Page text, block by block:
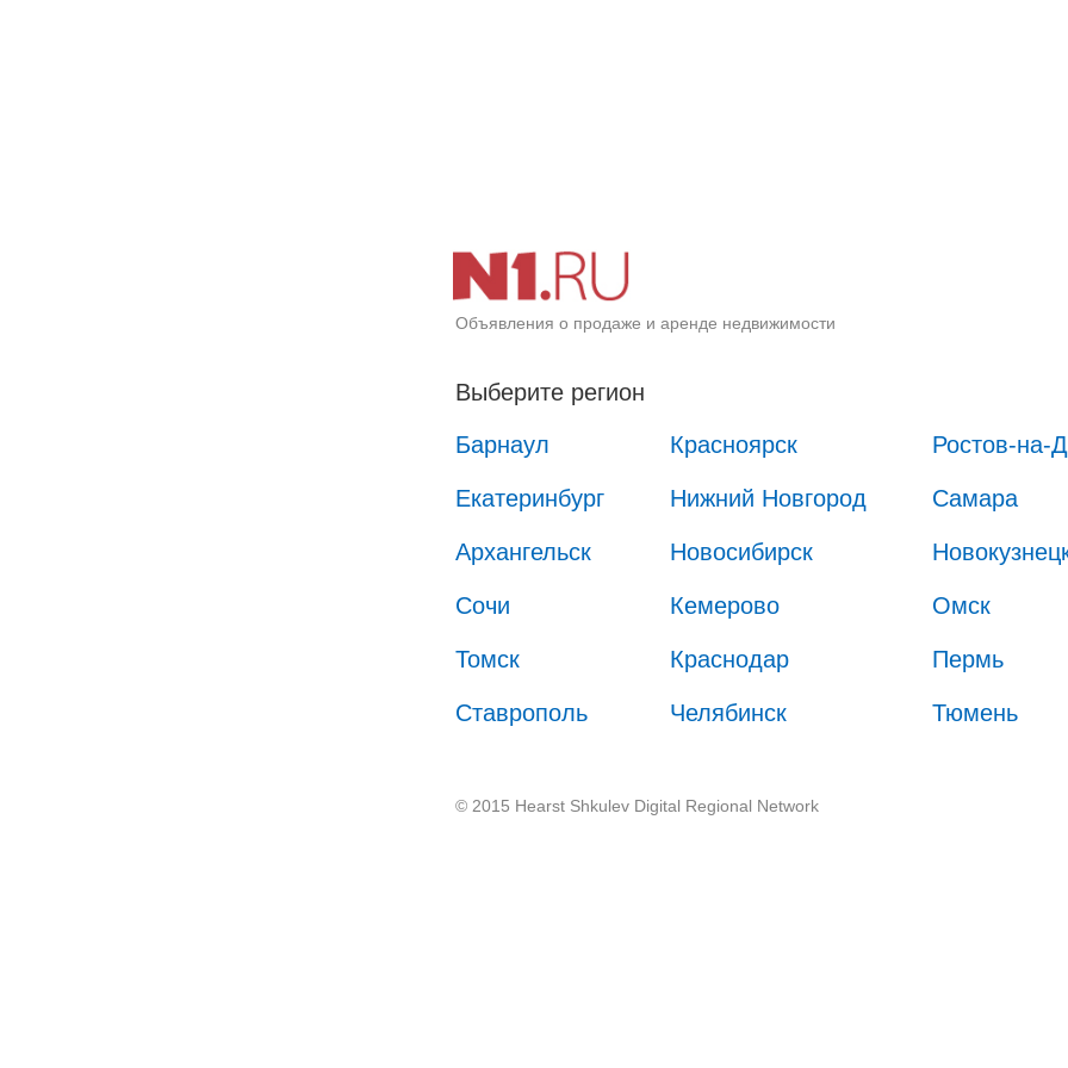
Объявления о продаже и аренде недвижимости
Выберите регион
Барнаул
Красноярск Ростов-на-
Екатеринбург Нижний Новгород Самара
Архангельск Новосибирск
Сочи Кемерово Омск
Томск Краснодар Пермь
Ставрополь Челябинск Тюмень
© 2015 Hearst Shkulev Digital Regional Network